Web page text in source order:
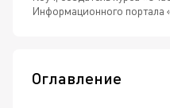
Информационного портала
Оглавление